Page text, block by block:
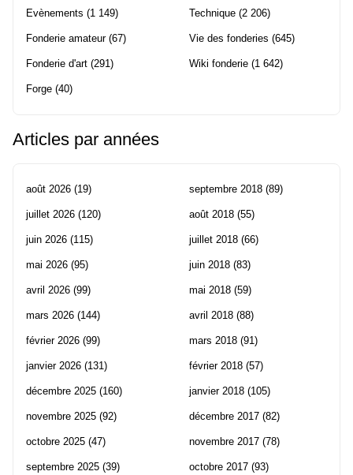
Evènements (1 149)
Fonderie amateur(67)
Fonderie d'art (291)
Forge (40)
Technique (2 206)
Vie des fonderies (645)
Wiki fonderie (1 642)
Articles par années
août 2026 (19)
juillet 2026 (120)
juin 2026 (115)
mai 2026 (95)
avril 2026 (99)
mars 2026 (144)
février 2026 (99)
janvier 2026 (131)
décembre 2025 (160)
novembre 2025 (92)
octobre 2025 (47)
septembre 2025 (39)
septembre 2018 (89)
août 2018 (55)
juillet 2018 (66)
juin 2018 (83)
mai 2018 (59)
avril 2018 (88)
mars 2018 (91)
février 2018 (57)
janvier 2018 (105)
décembre 2017 (82)
novembre 2017 (78)
octobre 2017 (93)